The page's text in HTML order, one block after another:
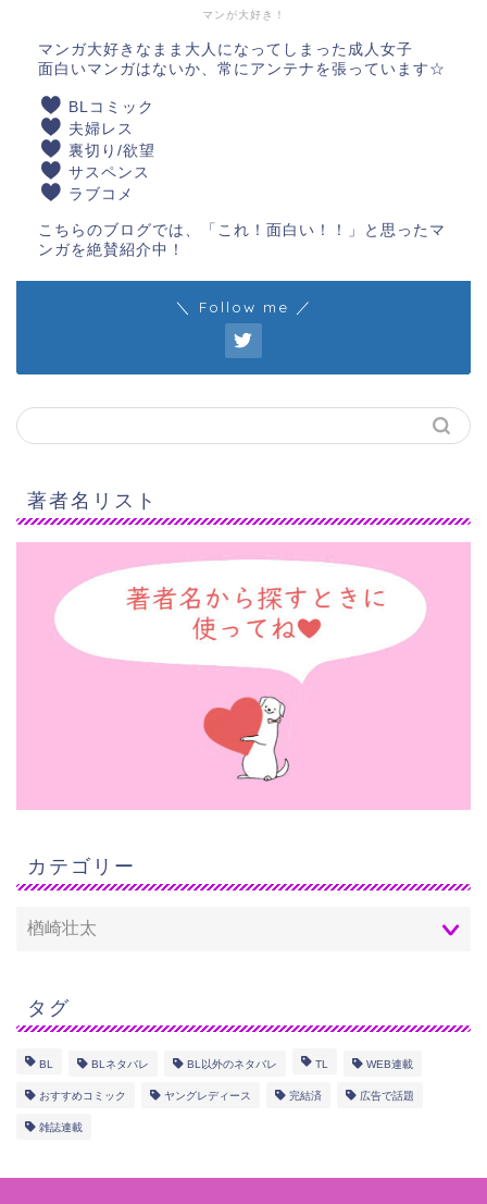
マンが大好き！
マンガ大好きなまま大人になってしまった成人女子
面白いマンガはないか、常にアンテナを張っています☆
BLコミック
夫婦レス
裏切り/欲望
サスペンス
ラブコメ
こちらのブログでは、「これ！面白い！！」と思ったマ
ンガを絶賛紹介中！
＼ Follow me ／
著者名リスト
カテゴリー
タグ
BL BLネタバレ BL以外のネタバレ TL WEB連載
おすすめコミック ヤングレディース 完結済 広告で話題
雑誌連載